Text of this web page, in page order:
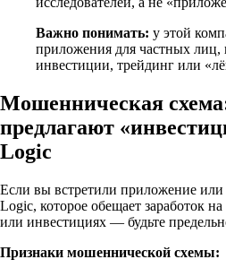
Важно понимать: у этой
приложения для частных лиц,
инвестиции, трейдинг или
Мошенническая
предлагают
Logic
Если вы встретили приложение или
Logic, которое обещает заработок
или инвестициях — будьте
Признаки мошеннической схемы: